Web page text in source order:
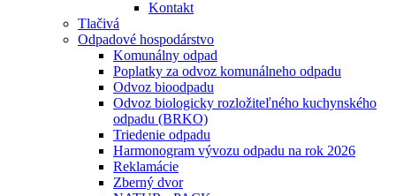
Kontakt
Tlačivá
Odpadové hospodárstvo
Komunálny odpad
Poplatky za odvoz komunálneho odpadu
Odvoz bioodpadu
Odvoz biologicky rozložiteľného kuchynského
odpadu (BRKO)
Triedenie odpadu
Harmonogram vývozu odpadu na rok 2026
Reklamácie
Zberný dvor